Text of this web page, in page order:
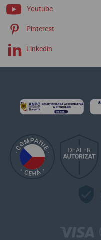
Youtube
Pinterest
Linkedin